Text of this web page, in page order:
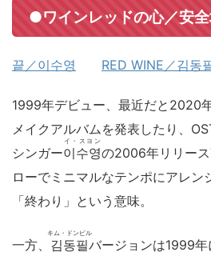
●ワインレッドの心／安
끝／이수영 RED WINE／김동
1999年デビュー、最近だと2020
メイクアルバムを発表したり、
シンガー이수영
イ・スヨン
の2006年リリー
ローでミニマルなテンポにアレン
「終わり」という意味。
一方、 김동필
キム・ドンピル
バージョンは1999